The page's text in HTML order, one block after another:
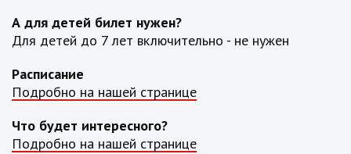
А для детей билет нужен?
Для детей до 7 лет включительно - не нужен
Расписание
Подробно на нашей странице
Что будет интересного?
Подробно на нашей странице